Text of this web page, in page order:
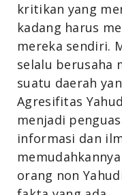
kritikan yang
kadang harus
mereka sendiri.
selalu berusaha
suatu daerah
Agresifitas
menjadi
informasi dan
orang non